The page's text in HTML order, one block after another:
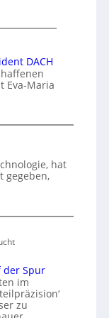
DACH
Eva-Maria
hat
gegeben,
der Spur
im
zu